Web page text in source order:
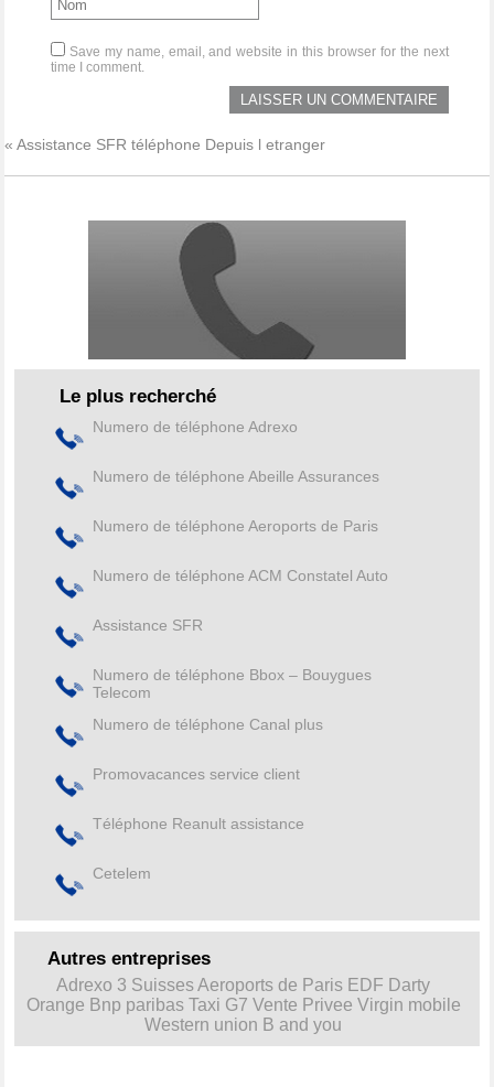
Save my name, email, and website in this browser for the next
time I comment.
« Assistance SFR téléphone Depuis l etranger
Le plus recherché
Numero de téléphone Adrexo
Numero de téléphone Abeille Assurances
Numero de téléphone Aeroports de Paris
Numero de téléphone ACM Constatel Auto
Assistance SFR
Numero de téléphone Bbox – Bouygues
Telecom
Numero de téléphone Canal plus
Promovacances service client
Téléphone Reanult assistance
Cetelem
Autres entreprises
Adrexo 3 SuissesAeroports de Paris EDF Darty
Orange Bnp paribas Taxi G7 Vente Privee Virgin mobile
Western union B and you